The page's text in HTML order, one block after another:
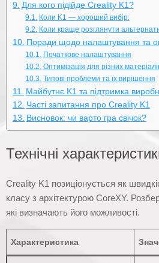
Для кого підійде Creality K1?
Коли K1 — хороший вибір:
Коли краще розглянути
Поради щодо налаштування та
Початкове налаштування
Оптимізація для різних
Типові проблеми та їх вирішення
Майбутнє K1 та підтримка
Часті запитання про Creality K1
Висновок: чи варто гра свічок?
Технічні
Creality K1 позиціонується як
класу з архітектурою CoreXY.
які визначають його можливості.
Характеристика